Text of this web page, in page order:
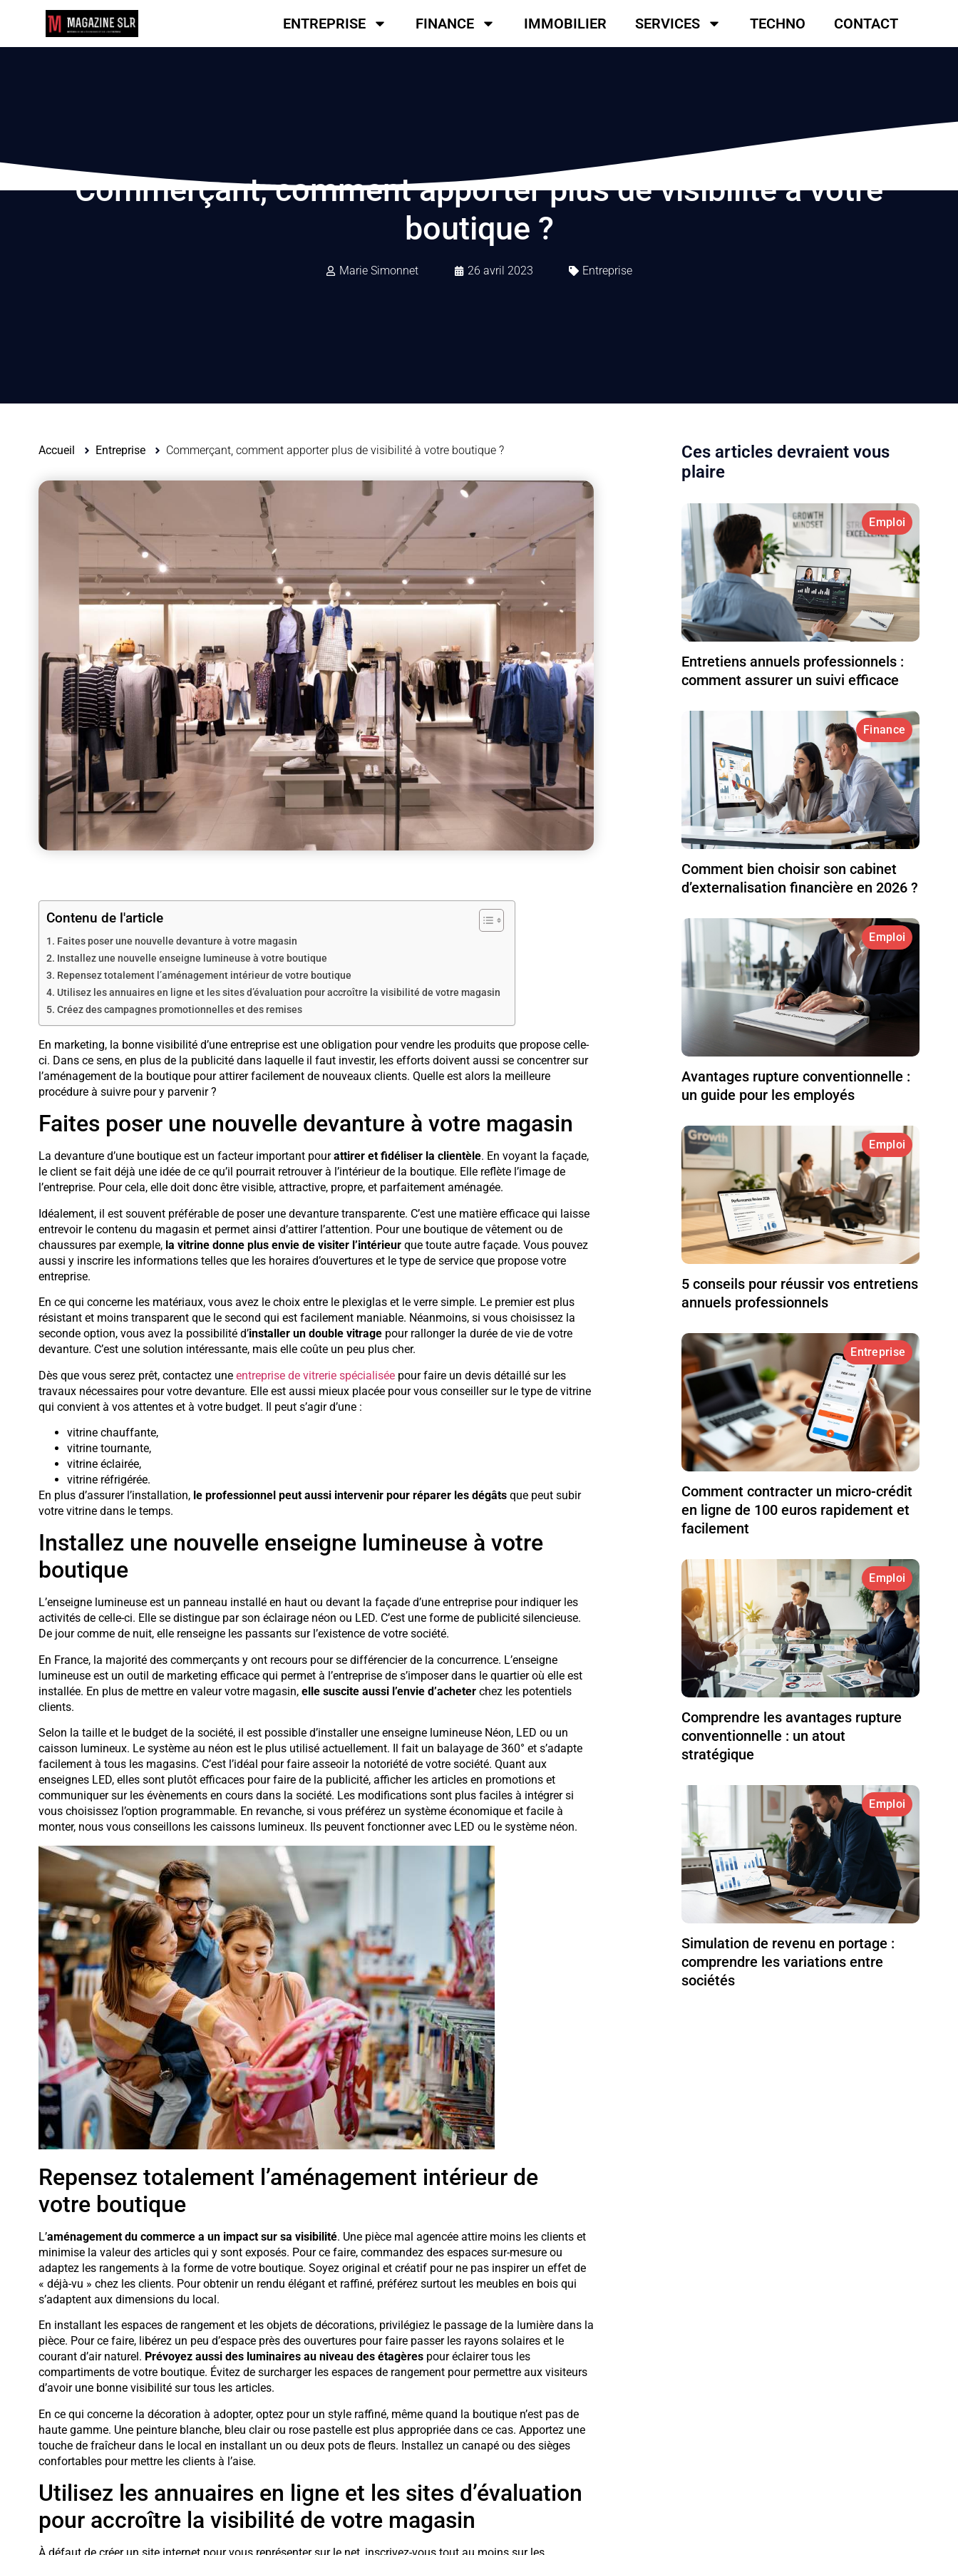
ENTREPRISE FINANCE IMMOBILIER SERVICES TECHNO CONTACT
Commerçant, comment apporter plus de visibilité à votre
boutique ?
Marie Simonnet 26 avril 2023 Entreprise
Accueil Entreprise Commerçant, comment apporter plus de visibilité à votre boutique ?
Contenu de l'article
Faites poser une nouvelle devanture à votre magasin
Installez une nouvelle enseigne lumineuse à votre boutique
Repensez totalement l’aménagement intérieur de votre boutique
Utilisez les annuaires en ligne et les sites d’évaluation pour accroître la visibilité de votre magasin
Créez des campagnes promotionnelles et des remises
En marketing, la bonne visibilité d’une entreprise est une obligation pour vendre les produits que propose celle-
ci. Dans ce sens, en plus de la publicité dans laquelle il faut investir, les efforts doivent aussi se concentrer sur
l’aménagement de la boutique pour attirer facilement de nouveaux clients. Quelle est alors la meilleure
procédure à suivre pour y parvenir ?
Faites poser une nouvelle devanture à votre magasin
La devanture d’une boutique est un facteur important pourattirer et fidéliser la clientèle. En voyant la façade,
le client se fait déjà une idée de ce qu’il pourrait retrouver à l’intérieur de la boutique. Elle reflète l’image de
l’entreprise. Pour cela, elle doit donc être visible, attractive, propre, et parfaitement aménagée.
Idéalement, il est souvent préférable de poser une devanture transparente. C’est une matière efficace qui laisse
entrevoir le contenu du magasin et permet ainsi d’attirer l’attention. Pour une boutique de vêtement ou de
chaussures par exemple, la vitrine donne plus envie de visiter l’intérieur que toute autre façade. Vous pouvez
aussi y inscrire les informations telles que les horaires d’ouvertures et le type de service que propose votre
entreprise.
En ce qui concerne les matériaux, vous avez le choix entre le plexiglas et le verre simple. Le premier est plus
résistant et moins transparent que le second qui est facilement maniable. Néanmoins, si vous choisissez la
seconde option, vous avez la possibilité d’installer un double vitragepour rallonger la durée de vie de votre
devanture. C’est une solution intéressante, mais elle coûte un peu plus cher.
Dès que vous serez prêt, contactez une entreprise de vitrerie spécialiséepour faire un devis détaillé sur les
travaux nécessaires pour votre devanture. Elle est aussi mieux placée pour vous conseiller sur le type de vitrine
qui convient à vos attentes et à votre budget. Il peut s’agir d’une :
vitrine chauffante,
vitrine tournante,
vitrine éclairée,
vitrine réfrigérée.
En plus d’assurer l’installation, le professionnel peut aussi intervenir pour réparer les dégâtsque peut subir
votre vitrine dans le temps.
Installez une nouvelle enseigne lumineuse à votre
boutique
L’enseigne lumineuse est un panneau installé en haut ou devant la façade d’une entreprise pour indiquer les
activités de celle-ci. Elle se distingue par son éclairage néon ou LED. C’est une forme de publicité silencieuse.
De jour comme de nuit, elle renseigne les passants sur l’existence de votre société.
En France, la majorité des commerçants y ont recours pour se différencier de la concurrence. L’enseigne
lumineuse est un outil de marketing efficace qui permet à l’entreprise de s’imposer dans le quartier où elle est
installée. En plus de mettre en valeur votre magasin, elle suscite aussi l’envie d’acheterchez les potentiels
clients.
Selon la taille et le budget de la société, il est possible d’installer une enseigne lumineuse Néon, LED ou un
caisson lumineux. Le système au néon est le plus utilisé actuellement. Il fait un balayage de 360° et s’adapte
facilement à tous les magasins. C’est l’idéal pour faire asseoir la notoriété de votre société. Quant aux
enseignes LED, elles sont plutôt efficaces pour faire de la publicité, afficher les articles en promotions et
communiquer sur les évènements en cours dans la société. Les modifications sont plus faciles à intégrer si
vous choisissez l’option programmable. En revanche, si vous préférez un système économique et facile à
monter, nous vous conseillons les caissons lumineux. Ils peuvent fonctionner avec LED ou le système néon.
Repensez totalement l’aménagement intérieur de
votre boutique
L’aménagement du commerce a un impact sur sa visibilité. Une pièce mal agencée attire moins les clients et
minimise la valeur des articles qui y sont exposés. Pour ce faire, commandez des espaces sur-mesure ou
adaptez les rangements à la forme de votre boutique. Soyez original et créatif pour ne pas inspirer un effet de
« déjà-vu » chez les clients. Pour obtenir un rendu élégant et raffiné, préférez surtout les meubles en bois qui
s’adaptent aux dimensions du local.
En installant les espaces de rangement et les objets de décorations, privilégiez le passage de la lumière dans la
pièce. Pour ce faire, libérez un peu d’espace près des ouvertures pour faire passer les rayons solaires et le
courant d’air naturel. Prévoyez aussi des luminaires au niveau des étagèrespour éclairer tous les
compartiments de votre boutique. Évitez de surcharger les espaces de rangement pour permettre aux visiteurs
d’avoir une bonne visibilité sur tous les articles.
En ce qui concerne la décoration à adopter, optez pour un style raffiné, même quand la boutique n’est pas de
haute gamme. Une peinture blanche, bleu clair ou rose pastelle est plus appropriée dans ce cas. Apportez une
touche de fraîcheur dans le local en installant un ou deux pots de fleurs. Installez un canapé ou des sièges
confortables pour mettre les clients à l’aise.
Utilisez les annuaires en ligne et les sites d’évaluation
pour accroître la visibilité de votre magasin
Ces articles devraient vous
plaire
Emploi
Entretiens annuels professionnels :
comment assurer un suivi efficace
Finance
Comment bien choisir son cabinet
d’externalisation financière en 2026 ?
Emploi
Avantages rupture conventionnelle :
un guide pour les employés
Emploi
5 conseils pour réussir vos entretiens
annuels professionnels
Entreprise
Comment contracter un micro-crédit
en ligne de 100 euros rapidement et
facilement
Emploi
Comprendre les avantages rupture
conventionnelle : un atout
stratégique
Emploi
Simulation de revenu en portage :
comprendre les variations entre
sociétés